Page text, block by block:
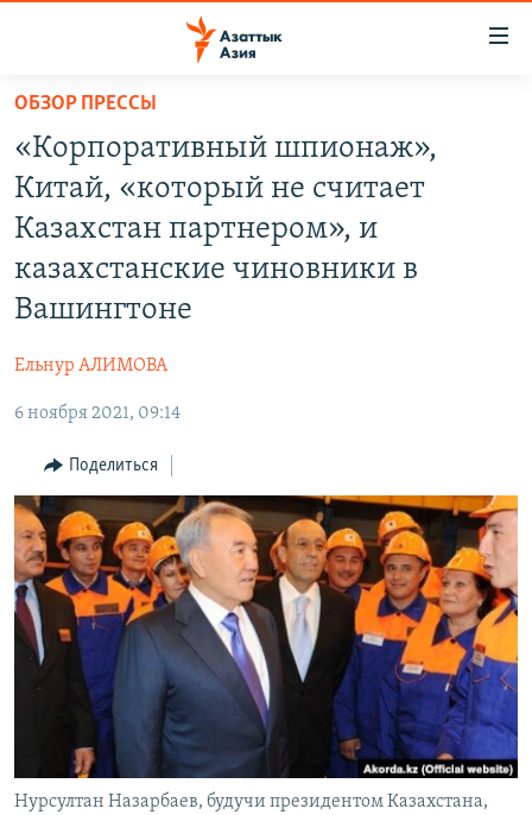
Вернуться
основному
содержанию
Вернутся
главной
навигации
КАЗАХСТАН
НОВОСТИ
ВОЙНА В УКРАИНЕ
ТОҶИКӢ
TÜRKMENÇE
ПОДПИШИТЕСЬ НА НАС В СОЦСЕТЯХ
Все сайты РСЕ/РС
ОБЗОР ПРЕССЫ
«Корпоративный шпионаж»,
Китай, «который не считает
Казахстан партнером», и
казахстанские чиновники в
Вашингтоне
Ельнур АЛИМОВА
6 ноября 2021, 09:14
Поделиться
Нурсултан Назарбаев, будучи президентом Казахстана,